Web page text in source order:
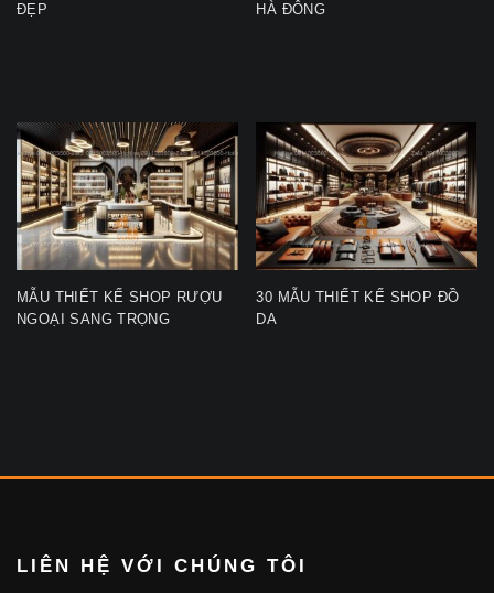
ĐẸP
HÀ ĐÔNG
MẪU THIẾT KẾ SHOP RƯỢU
NGOẠI SANG TRỌNG
30 MẪU THIẾT KẾ SHOP ĐỒ
DA
LIÊN HỆ VỚI CHÚNG TÔI